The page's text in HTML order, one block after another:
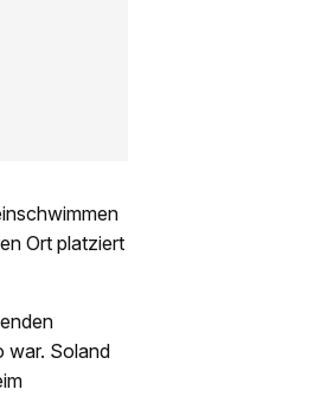
Ort platziert
war. Soland